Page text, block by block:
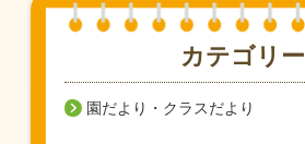
カテゴリー
園だより・クラスだより